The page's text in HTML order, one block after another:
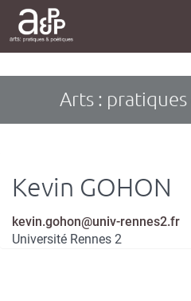
Panneau de gestion des cookies
Aller
contenu
Arts :
Kevin GOHON
Courriel
kevin.gohon@univ-rennes2.fr
Université Rennes 2